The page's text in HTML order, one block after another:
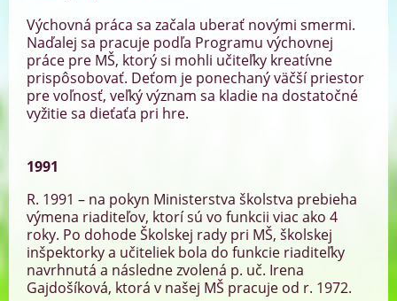
Výchovná práca sa začala uberať novými smermi.
Naďalej sa pracuje podľa Programu výchovnej
práce pre MŠ, ktorý si mohli učiteľky kreatívne
prispôsobovať. Deťom je ponechaný väčší priestor
pre voľnosť, veľký význam sa kladie na dostatočné
vyžitie sa dieťaťa pri hre.
1991
R. 1991 – na pokyn Ministerstva školstva prebieha
výmena riaditeľov, ktorí sú vo funkcii viac ako 4
roky. Po dohode Školskej rady pri MŠ, školskej
inšpektorky a učiteliek bola do funkcie riaditeľky
navrhnutá a následne zvolená p. uč. Irena
Gajdošíková, ktorá v našej MŠ pracuje od r. 1972.